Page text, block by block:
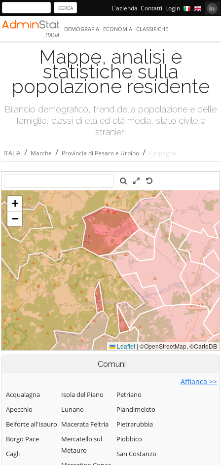
L'azienda Contatti Login
ITALIA
DEMOGRAFIA ECONOMIA CLASSIFICHE
Mappe, analisi e
statistiche sulla
popolazione residente
Bilancio demografico, trend della popolazione e delle
famiglie, classi di età ed età media, stato civile e
stranieri
ITALIA / Marche / Provincia di Pesaro e Urbino / Carpegna
Comuni
Affianca >>
Acqualagna
Apecchio
Belforte all'Isauro
Borgo Pace
Cagli
Isola del Piano
Lunano
Macerata Feltria
Mercatello sul
Metauro
Petriano
Piandimeleto
Pietrarubbia
Piobbico
San Costanzo